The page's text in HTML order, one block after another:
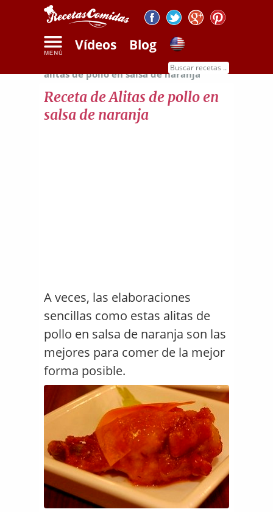
Vídeos Blog
Receta de
alitas de pollo en salsa de naranja
Receta de Alitas de pollo en
salsa de naranja
A veces, las elaboraciones
sencillas como estas alitas de
pollo en salsa de naranja son las
mejores para comer de la mejor
forma posible.